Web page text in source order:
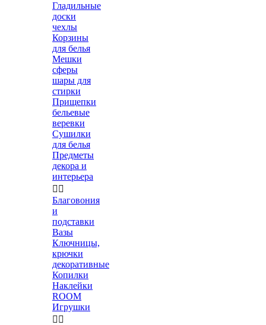
Гладильные
доски
чехлы
Корзины
для белья
Мешки
сферы
шары для
стирки
Прищепки
бельевые
веревки
Сушилки
для белья
Предметы
декора и
интерьера
 
Благовония
и
подставки
Вазы
Ключницы,
крючки
декоративные
Копилки
Наклейки
ROOM
Игрушки
 